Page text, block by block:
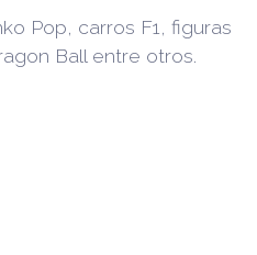
Pop, carros F1, figuras
Ball entre otros.